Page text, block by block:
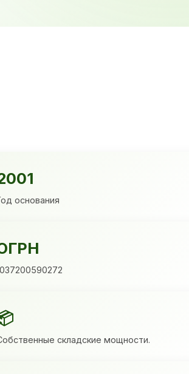
основания
складские мощности.